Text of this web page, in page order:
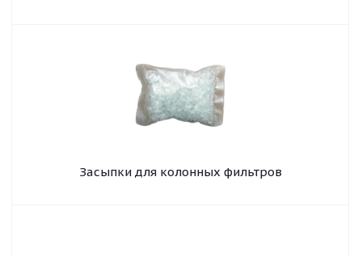
Засыпки для колонных фильтров